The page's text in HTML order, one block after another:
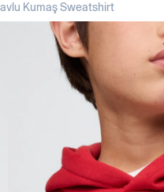
Kumaş Sweatshirt